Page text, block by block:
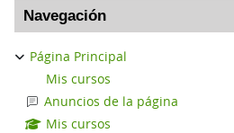
Navegación
Página Principal
Mis cursos
Anuncios de la página
Mis cursos